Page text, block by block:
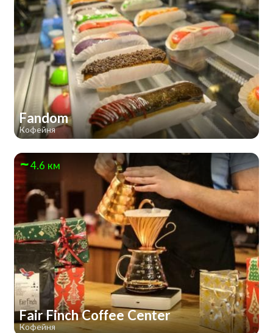
Fandom
Кофейня
4.6 км
Fair Finch Coffee Center
Кофейня